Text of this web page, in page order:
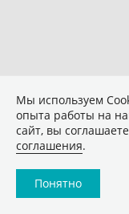
Мы используем
опыта работы на
сайт, вы
соглашения.
Понятно